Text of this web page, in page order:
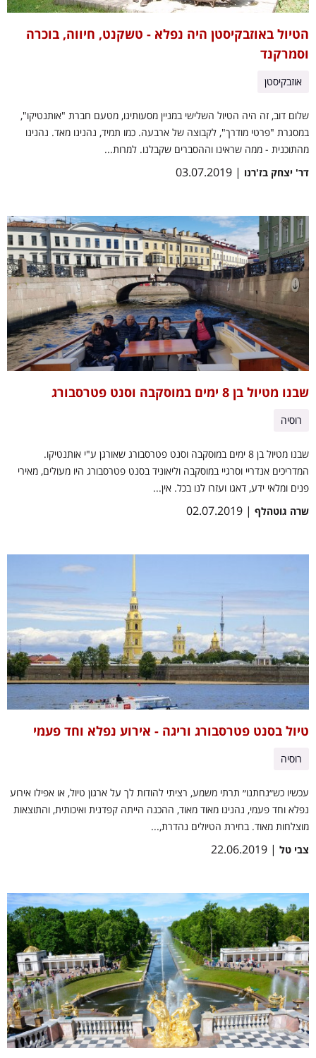
הטיול באוזבקיסטן היה נפלא - טשקנט, חיווה, בוכרה
וסמרקנד
אוזבקיסטן
שלום דוב, זה היה הטיול השלישי במניין מסעותינו, מטעם חברת "אותנטיקו",
במסגרת "פרטי מודרך", לקבוצה של ארבעה. כמו תמיד, נהנינו מאד. נהנינו
מהתוכנית - ממה שראינו וההסברים שקבלנו. למרות...
דר' יצחק בז'רנו | 03.07.2019
שבנו מטיול בן 8 ימים במוסקבה וסנט פטרסבורג
רוסיה
שבנו מטיול בן 8 ימים במוסקבה וסנט פטרסבורג שאורגן ע"י אותנטיקו.
המדריכים אנדריי וסרגיי במוסקבה וליאוניד בסנט פטרסבורג היו מעולים, מאירי
פנים ומלאי ידע, דאגו ועזרו לנו בכל. אין...
שרה גוטהלף | 02.07.2019
טיול בסנט פטרסבורג וריגה - אירוע נפלא וחד פעמי
רוסיה
עכשיו כש״נחתנו״ תרתי משמע, רציתי להודות לך על ארגון טיול, או אפילו אירוע
נפלא וחד פעמי, נהנינו מאוד מאוד, ההכנה הייתה קפדנית ואיכותית, והתוצאות
מוצלחות מאוד. בחירת הטיולים נהדרת,...
צבי טל | 22.06.2019